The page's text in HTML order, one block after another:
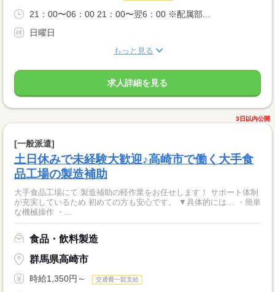
21：00〜06：00 21：00〜翌6：00 ※配属部...
日曜日
もっと見る
求人詳細を見る
3日以内公開
[一般派遣]
土日休みで未経験大歓迎♪高崎市で働く大手食
品工場の製造補助
大手食品工場にて 製造補助の軽作業をお任せします！ サポート体制
が充実しているため 初めての方も安心です。 ▼具体的には… ・簡単
な機械操作 ・...
食品・飲料製造
群馬県高崎市
時給1,350円～ 交通費一部支給